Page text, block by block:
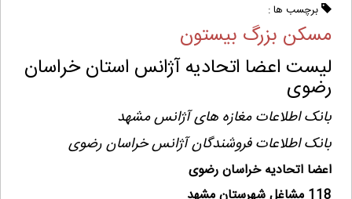
برچسب ها :
مسکن بزرگ بیستون
لیست اعضا اتحادیه آژانس استان خراسان
رضوی
بانک اطلاعات مغازه های آژانس مشهد
بانک اطلاعات فروشندگان آژانس خراسان رضوی
اعضا اتحادیه خراسان رضوی